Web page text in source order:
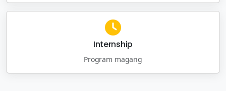
Internship
Program magang